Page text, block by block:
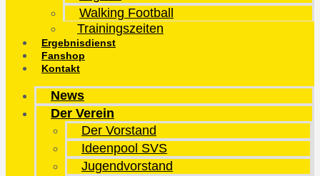
Walking Football
Trainingszeiten
Ergebnisdienst
Fanshop
Kontakt
News
Der Verein
Der Vorstand
Ideenpool SVS
Jugendvorstand